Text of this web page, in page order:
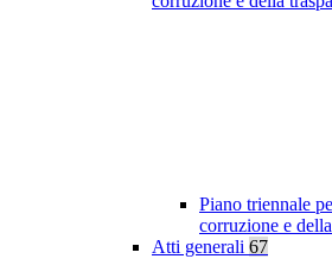
Piano triennale
corruzione e
Atti generali 67